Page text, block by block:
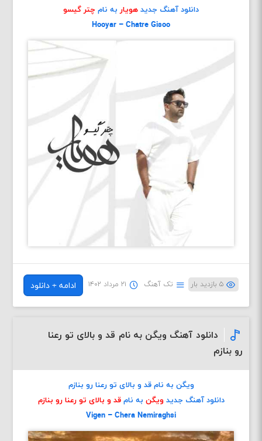
دانلود آهنگ جدید هویار به نام چتر گیسو
Hooyar – Chatre Gisoo
۵ بازدید بار تک آهنگ ۲۱ مرداد ۱۴۰۲ ادامه + دانلود
دانلود آهنگ ویگن به نام قد و بالای تو رعنا
رو بنازم
ویگن به نام قد و بالای تو رعنا رو بنازم
دانلود آهنگ جدید ویگن به نامقد و بالای تو رعنا رو بنازم
Vigen – Chera Nemiraghsi